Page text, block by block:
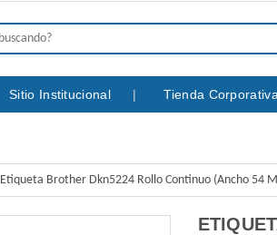
Sitio Institucional Tienda Corporativa
Etiqueta Brother Dkn5224 Rollo Continuo (Ancho 54